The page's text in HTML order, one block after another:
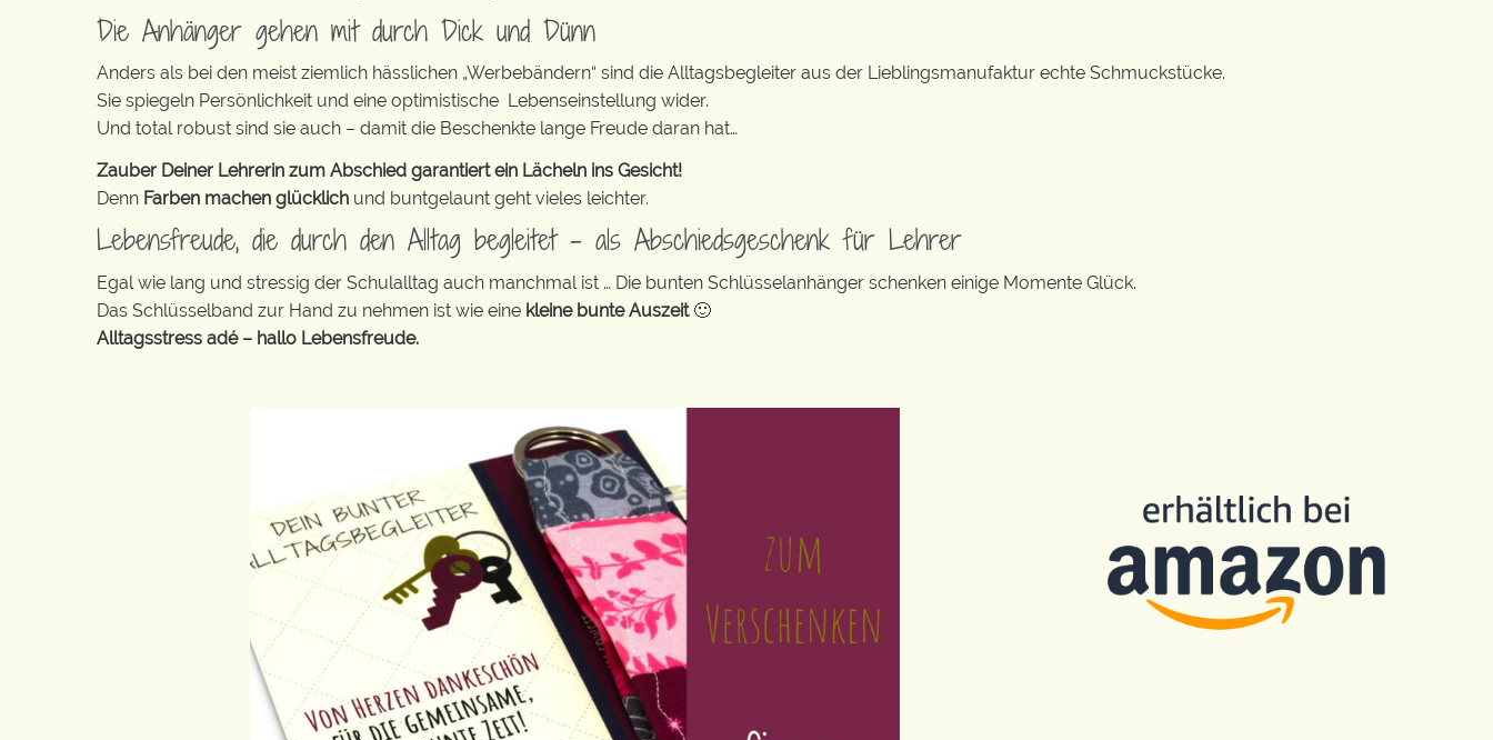
Die Anhänger gehen mit durch Dick und Dünn
Anders als bei den meist ziemlich hässlichen „Werbebändern“ sind die Alltagsbegleiter aus der Lieblingsmanufaktur echte Schmuckstücke.
Sie spiegeln Persönlichkeit und eine optimistische Lebenseinstellung wider.
Und total robust sind sie auch – damit die Beschenkte lange Freude daran hat…
Zauber Deiner Lehrerin zum Abschied garantiert ein Lächeln ins Gesicht!
Denn Farben machen glücklich und buntgelaunt geht vieles leichter.
Lebensfreude, die durch den Alltag begleitet – als Abschiedsgeschenk für Lehrer
Egal wie lang und stressig der Schulalltag auch manchmal ist … Die bunten Schlüsselanhänger schenken einige Momente Glück.
Das Schlüsselband zur Hand zu nehmen ist wie eine kleine bunte Auszeit🙂
Alltagsstress adé – hallo Lebensfreude.